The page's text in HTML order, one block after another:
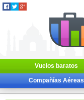
Vuelos baratos
Compañías Aéreas